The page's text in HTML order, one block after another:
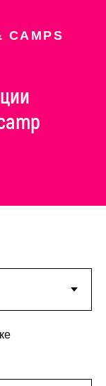
CAMPS